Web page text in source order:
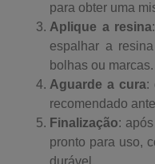
para obter uma
Aplique a resina
espalhar a
bolhas ou marcas.
Aguarde a cura:
recomendado
Finalização:
pronto para uso,